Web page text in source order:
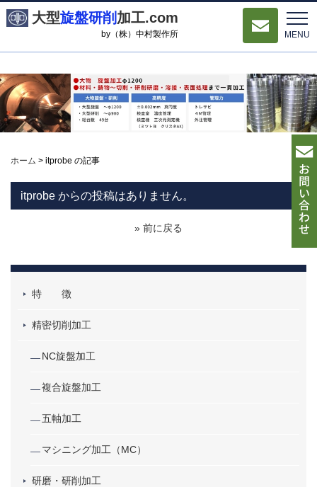
MENU
大型旋盤研削 加工.com
by（株）中村製作所
ホーム > itprobe の記事
itprobe からの投稿はありません。
» 前に戻る
特 徴
精密切削加工
NC旋盤加工
複合旋盤加工
五軸加工
マシニング加工（MC）
研磨・研削加工